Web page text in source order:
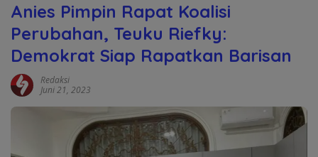
Anies Pimpin Rapat Koalisi
Perubahan, Teuku Riefky:
Demokrat Siap Rapatkan Barisan
Redaksi
Juni 21, 2023